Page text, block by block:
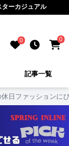
ーカジュアル
0 0
記事一覧
日ファッションに